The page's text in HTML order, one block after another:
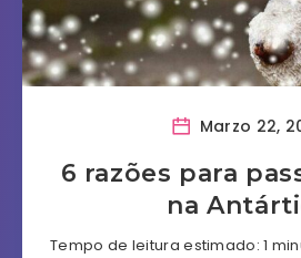
Marzo 22,
6 razões para
na
Tempo de leitura estimado: 1